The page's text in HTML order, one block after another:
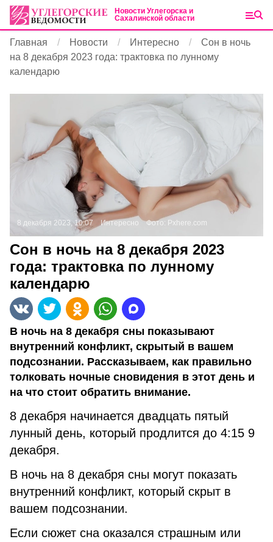
Новости Углегорска и
Сахалинской области
Главная Новости Интересно
Сон в ночь
на 8 декабря 2023 года: трактовка по лунному
календарю
8 декабря 2023, 10:07 Интересно Фото: Pxhere.com
Сон в ночь на 8 декабря 2023
года: трактовка по лунному
календарю
В ночь на 8 декабря сны показывают
внутренний конфликт, скрытый в вашем
подсознании. Рассказываем, как правильно
толковать ночные сновидения в этот день и
на что стоит обратить внимание.
8 декабря начинается двадцать пятый
лунный день, который продлится до 4:15 9
декабря.
В ночь на 8 декабря сны могут показать
внутренний конфликт, который скрыт в
вашем подсознании.
Если сюжет сна оказался страшным или